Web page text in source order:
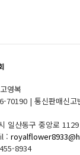
영복
70190 | 통신판매신
일산동구 중앙로
:
8934